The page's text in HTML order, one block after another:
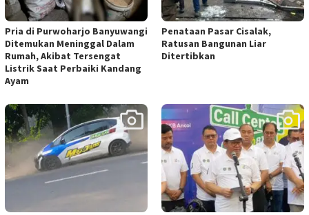
Pria di Purwoharjo Banyuwangi
Ditemukan Meninggal Dalam
Rumah, Akibat Tersengat
Listrik Saat Perbaiki Kandang
Ayam
Penataan Pasar Cisalak,
Ratusan Bangunan Liar
Ditertibkan